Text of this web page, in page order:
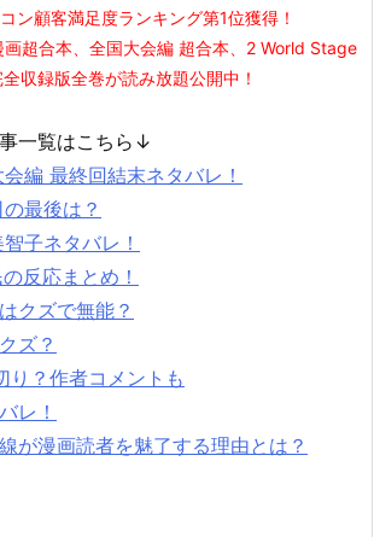
コン顧客満足度ランキング第1位獲得！
画超合本、全国大会編 超合本、2 World Stage
全収録版全巻が読み放題公開中！
一覧はこちら↓
編 最終回結末ネタバレ！
最後は？
子ネタバレ！
反応まとめ！
クズで無能？
ズ？
り？作者コメントも
レ！
が漫画読者を魅了する理由とは？